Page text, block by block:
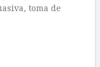
toma de